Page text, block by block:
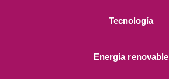
Tecnología
Energía renovable